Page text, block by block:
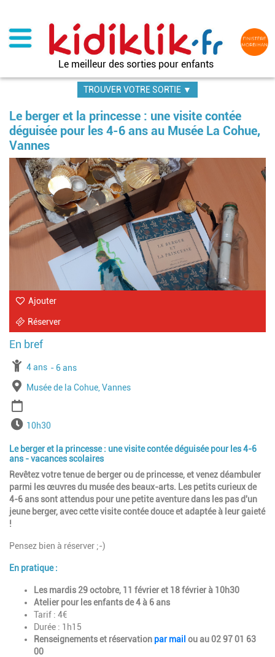
contenu
principal
Le meilleur des sorties pour enfants
TROUVER VOTRE SORTIE ▼
Le berger et la princesse : une visite contée
déguisée pour les 4-6 ans au Musée La Cohue,
Vannes
Ajouter
Réserver
À partir de
4 ans Jusqu'à l'age de
6 ans
Lieu
Musée de la Cohue, Vannes
Horaires
10h30
Le berger et la princesse : une visite contée déguisée pour les 4-6
ans - vacances scolaires
Revêtez votre tenue de berger ou de princesse, et venez déambuler
parmi les œuvres du musée des beaux-arts. Les petits curieux de
4-6 ans sont attendus pour une petite aventure dans les pas d'un
jeune berger, avec cette visite contée douce et adaptée à leur gaieté
!
Pensez bien à réserver ;-)
En pratique :
Les mardis 29 octobre, 11 février et 18 février à 10h30
Atelier pour les enfants de 4 à 6 ans
Tarif : 4€
Durée : 1h15
Renseignements et réservation par mail ou au02 97 01 63
00